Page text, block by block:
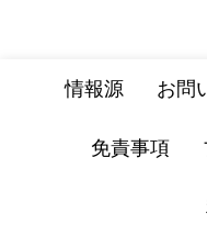
情報源 お問
免責事項